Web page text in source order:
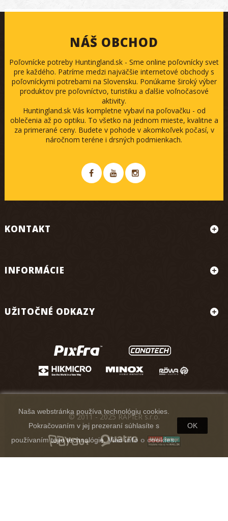
NÁŠ OBCHOD
Poľovnícke potreby Huntingland.sk - Sme online poľovnícky svet
pre každého. Patríme medzi najväčšie internetové obchody s
poľovníckymi potrebami na Slovensku. Ponúkame široký výber
produktov pre poľovníctvo, turistiku a ďalšie voľnočasové
aktivity.
Huntingland.sk Vás kompletne vybaví na poľovačku - od
oblečenia až po optiku. To všetko na jednom mieste, kvalitne a
za primerané ceny. Budete v pohode v akomkoľvek počasí, v
náročnom teréne i drsných podmienkach.
KONTAKT
INFORMÁCIE
UŽITOČNÉ ODKAZY
Naša webstránka používa technológiu cookies.
Pokračovaním v jej prezeraní súhlasíte s
používaním tejto technológie.Viac info o cookies.
OK
© 2011 - 2025 RAPIER s.r.o.